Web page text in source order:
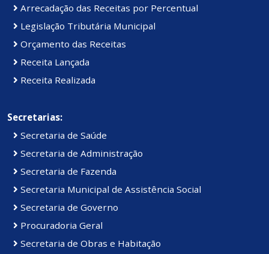
Arrecadação das Receitas por Percentual
Legislação Tributária Municipal
Orçamento das Receitas
Receita Lançada
Receita Realizada
Secretarias:
Secretaria de Saúde
Secretaria de Administração
Secretaria de Fazenda
Secretaria Municipal de Assistência Social
Secretaria de Governo
Procuradoria Geral
Secretaria de Obras e Habitação